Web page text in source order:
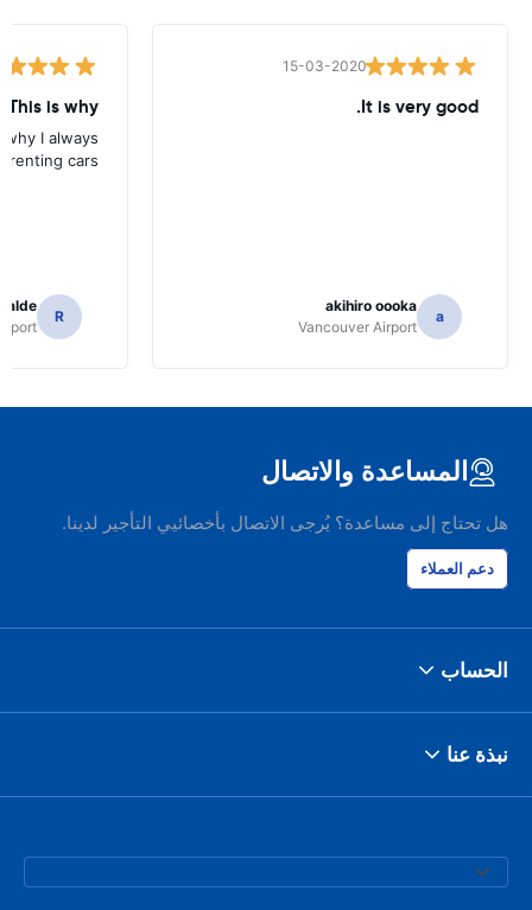
15-03-2020
It is very good.
a
akihiro oooka
Vancouver Airport
This is why
I always
cars.
R
المساعدة والاتصال
هل تحتاج إلى مساعدة؟ يُرجى الاتصال بأخصائيي التأجير لدينا.
دعم العملاء
الحساب
نبذة عنا